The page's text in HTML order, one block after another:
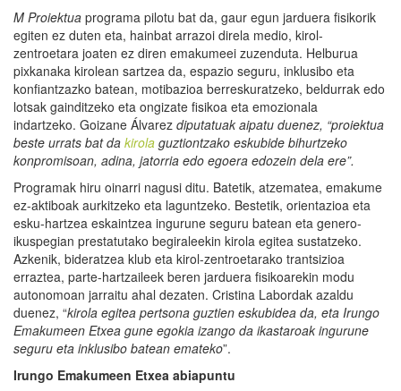
M Proiektua programa pilotu bat da, gaur egun jarduera fisikorik
egiten ez duten eta, hainbat arrazoi direla medio, kirol-
zentroetara joaten ez diren emakumeei zuzenduta. Helburua
pixkanaka kirolean sartzea da, espazio seguru, inklusibo eta
konfiantzazko batean, motibazioa berreskuratzeko, beldurrak edo
lotsak gainditzeko eta ongizate fisikoa eta emozionala
indartzeko. Goizane Álvarez diputatuak aipatu duenez, “proiektua
beste urrats bat da kirola guztiontzako eskubide bihurtzeko
konpromisoan, adina, jatorria edo egoera edozein dela ere”.
Programak hiru oinarri nagusi ditu. Batetik, atzematea, emakume
ez-aktiboak aurkitzeko eta laguntzeko. Bestetik, orientazioa eta
esku-hartzea eskaintzea ingurune seguru batean eta genero-
ikuspegian prestatutako begiraleekin kirola egitea sustatzeko.
Azkenik, bideratzea klub eta kirol-zentroetarako trantsizioa
erraztea, parte-hartzaileek beren jarduera fisikoarekin modu
autonomoan jarraitu ahal dezaten. Cristina Labordak azaldu
duenez, “kirola egitea pertsona guztien eskubidea da, eta Irungo
Emakumeen Etxea gune egokia izango da ikastaroak ingurune
seguru eta inklusibo batean emateko”.
Irungo Emakumeen Etxea abiapuntu